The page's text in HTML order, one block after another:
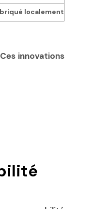
localement
innovations